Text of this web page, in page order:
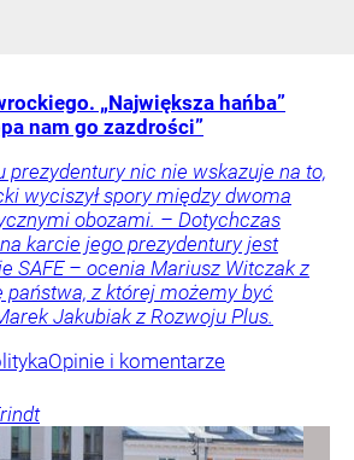
„Największa hańba”
nam go zazdrości”
prezydentury nic nie wskazuje na to,
wyciszył spory między dwoma
obozami. – Dotychczas
karcie jego prezydentury jest
SAFE – ocenia Mariusz Witczak z
państwa, z której możemy być
Jakubiak z Rozwoju Plus.
Opinie i komentarze